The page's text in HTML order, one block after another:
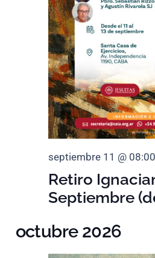
Retiro
Septiembre
septiembre 11 @ 08:00
octubre 2026